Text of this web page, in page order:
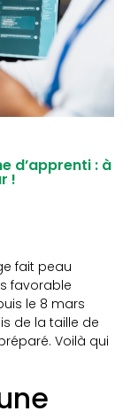
d’apprenti : à
!
fait peau
favorable
le 8 mars
de la taille de
Voilà qui